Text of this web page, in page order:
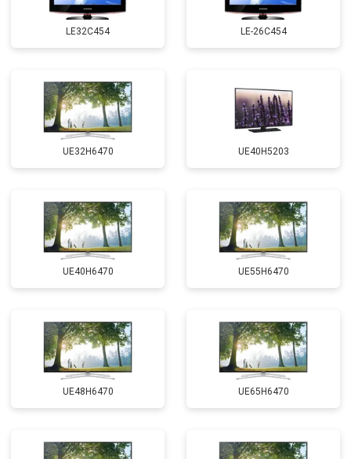
LE32C454 LE-26C454
UE32H6470 UE40H5203
UE40H6470 UE55H6470
UE48H6470 UE65H6470